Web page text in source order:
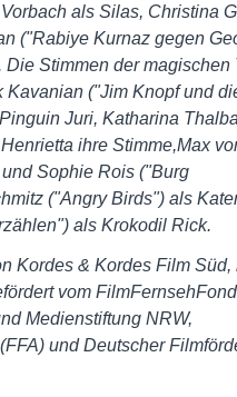
als Silas, Christina
("Rabiye Kurnaz gegen
Stimmen der magischen
("Jim Knopf und
Juri, Katharina
ihre Stimme,Max
Sophie Rois ("Burg
("Angry Birds") als
als Krokodil Rick.
Kordes & Kordes Film Süd,
vom
Medienstiftung NRW,
und Deutscher